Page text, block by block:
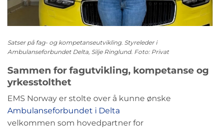
Satser på fag- og kompetanseutvikling. Styreleder i
Ambulanseforbundet Delta, Silje Ringlund. Foto: Privat
Sammen for fagutvikling, kompetanse og
yrkesstolthet
EMS Norway er stolte over å kunne ønske
Ambulanseforbundet i Delta
velkommen som hovedpartner for